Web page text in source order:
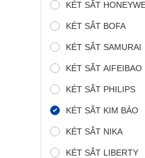
KÉT SẮT
KÉT SẮT BOFA
KÉT SẮT SAMURAI
KÉT SẮT AIFEIBAO
KÉT SẮT PHILIPS
KÉT SẮT KIM BẢO
KÉT SẮT NIKA
KÉT SẮT LIBERTY